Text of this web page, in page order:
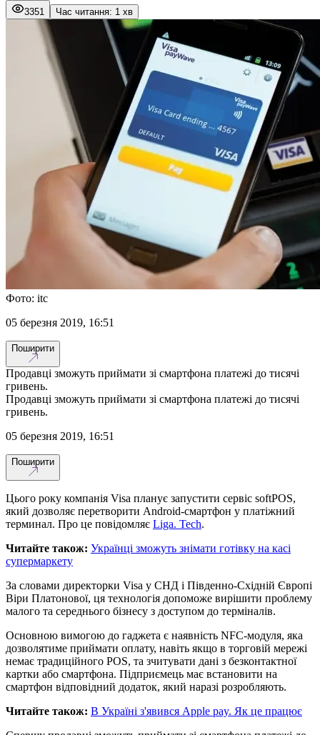
3351 Час читання: 1 хв
Фото: itc
05 березня 2019, 16:51
Поширити
Продавці зможуть приймати зі смартфона платежі до тисячі
гривень.
Продавці зможуть приймати зі смартфона платежі до тисячі
гривень.
05 березня 2019, 16:51
Поширити
Цього року компанія Visa планує запустити сервіс softPOS,
який дозволяє перетворити Android-смартфон у платіжний
терминал. Про це повідомляє Liga. Tech.
Читайте також: Українці зможуть знімати готівку на касі
супермаркету
За словами директорки Visa у СНД і Південно-Східній Європі
Віри Платонової, ця технологія допоможе вирішити проблему
малого та середнього бізнесу з доступом до терміналів.
Основною вимогою до гаджета є наявність NFC-модуля, яка
дозволятиме приймати оплату, навіть якщо в торговій мережі
немає традиційного POS, та зчитувати дані з безконтактної
картки або смартфона. Підприємець має встановити на
смартфон відповідний додаток, який наразі розробляють.
Читайте також: В Україні з'явився Apple pay. Як це працює